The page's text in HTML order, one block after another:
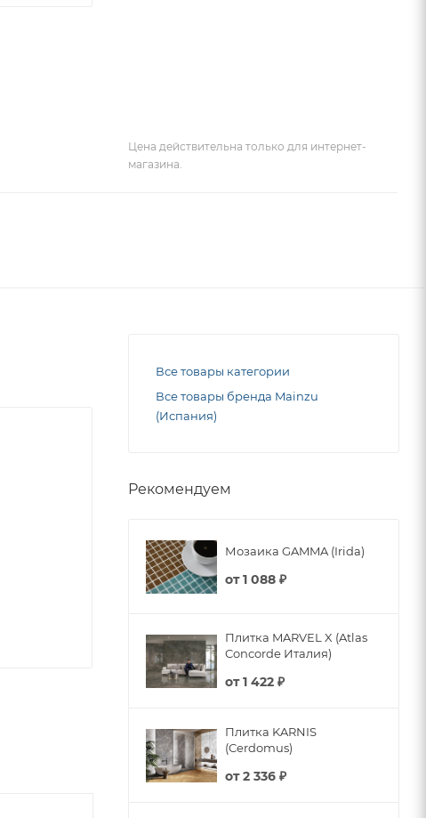
Цена действительна только для интернет-
магазина.
Все товары категории
Все товары бренда Mainzu
(Испания)
Рекомендуем
Мозаика GAMMA (Irida)
от1 088 ₽
Плитка MARVEL X (Atlas
Concorde Италия)
от1 422 ₽
Плитка KARNIS
(Cerdomus)
от2 336 ₽